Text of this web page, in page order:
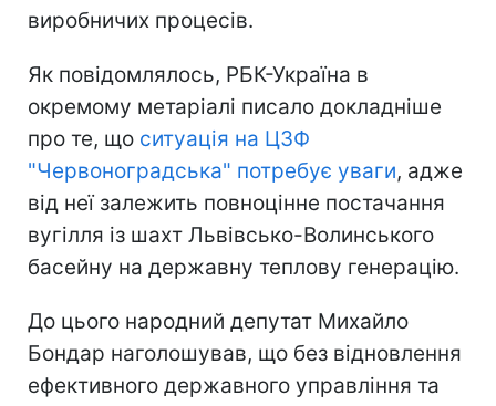
виробничих процесів.
Як повідомлялось, РБК-Україна в
окремому метаріалі писало докладніше
про те, що ситуація на ЦЗФ
"Червоноградська" потребує уваги, адже
від неї залежить повноцінне постачання
вугілля із шахт Львівсько-Волинського
басейну на державну теплову генерацію.
До цього народний депутат Михайло
Бондар наголошував, що без відновлення
ефективного державного управління та